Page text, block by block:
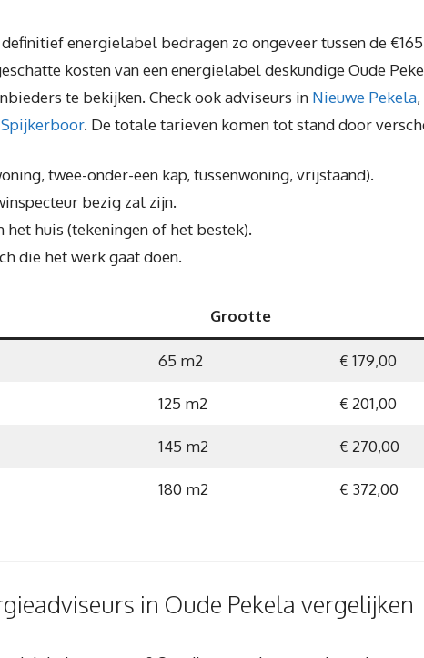
energielabel bedragen zo ongeveer tussen de
kosten van een energielabel deskundige Oude
te bekijken. Check ook adviseurs in Nieuwe Pekela,
Spijkerboor. De totale tarieven komen tot stand door
twee-onder-een kap, tussenwoning, vrijstaand).
bezig zal zijn.
huis (tekeningen of het bestek).
die het werk gaat doen.
Grootte
65 m2 € 179,00
125 m2 € 201,00
145 m2 € 270,00
180 m2 € 372,00
in Oude Pekela vergelijken